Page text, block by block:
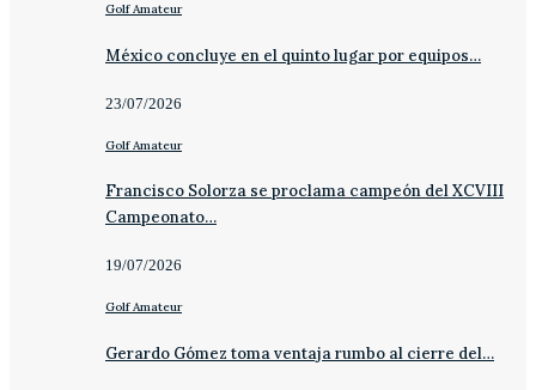
Golf Amateur
México concluye en el quinto lugar por equipos…
23/07/2026
Golf Amateur
Francisco Solorza se proclama campeón del XCVIII
Campeonato…
19/07/2026
Golf Amateur
Gerardo Gómez toma ventaja rumbo al cierre del…